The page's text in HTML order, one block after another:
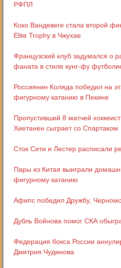
РФПЛ
Коко Вандевеге стала второй
Elite Trophy в Чжухае
Французский клуб задумался о
фаната в стиле кунг-фу
Россиянин Коляда победил на
фигурному катанию в Пекине
Пропустивший 8 матчей
Хиетанен сыграет со Спартаком
Сток Сити и Лестер расписали
Пары из Китая выиграли
фигурному катанию
Афипс победил Дружбу,
Дубль Войнова помог СКА
Федерация бокса России
Дмитрия Чудинова